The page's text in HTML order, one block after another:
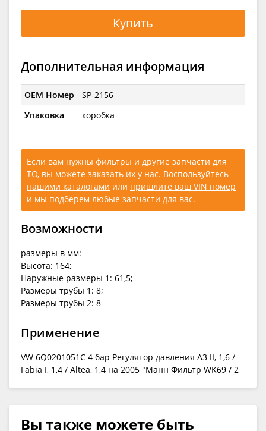
Купить
Дополнительная информация
OEM Номер
SP-2156
Упаковка
коробка
Если вам нужны фильтры и другие запчасти для
ТО, вы можете заказать их у нас. Воспользуйтесь
нашими каталогами или пришлите ваш VIN номер
и мы подберем любые запчасти для вас.
Возможности
размеры в мм:
Высота: 164;
Наружные размеры 1: 61,5;
Размеры трубы 1: 8;
Размеры трубы 2: 8
Применение
VW 6Q0201051C 4 бар Регулятор давления A3 II, 1,6 /
Fabia I, 1,4 / Altea, 1,4 на 2005 "Манн Фильтр WK69 / 2
Вы также можете быть